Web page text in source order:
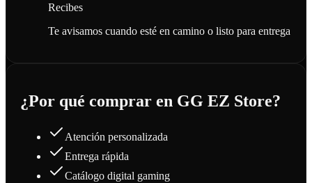
Recibes
Te avisamos cuando esté en camino o listo para entrega
¿Por qué comprar en GG EZ Store?
Atención personalizada
Entrega rápida
Catálogo digital gaming